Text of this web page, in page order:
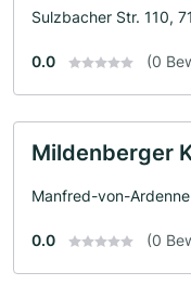
Sulzbacher Str. 110,
0.0 (0
Mildenberger
Manfred-von-
0.0 (0